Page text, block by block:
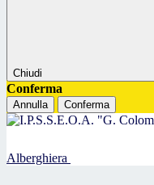
Chiudi
Conferma
Annulla Conferma
Alberghiera